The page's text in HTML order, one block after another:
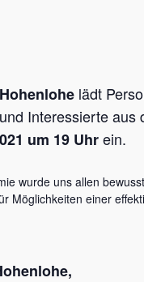
lädt
Interessierte
um 19 Uhrein.
wurde uns allen
Möglichkeiten einer